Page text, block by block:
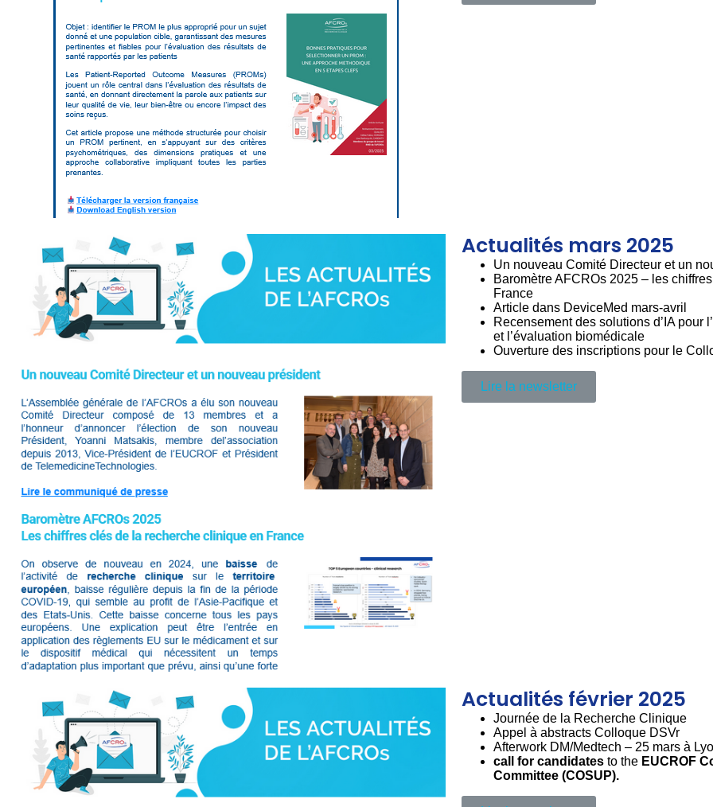
Actualités mars 2025
Un nouveau Comité Directeur et un
Baromètre AFCROs 2025 – les
France
Article dans DeviceMed mars-avril
Recensement des solutions d’IA pour
et l’évaluation biomédicale
Ouverture des inscriptions pour le
Lire la newsletter
Actualités février 2025
Journée de la Recherche Clinique
Appel à abstracts Colloque DSVr
Afterwork DM/Medtech – 25 mars à
call for candidates to the EUCROF
Committee (COSUP).